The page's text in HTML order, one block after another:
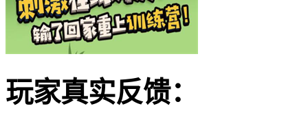
玩家真实反馈：